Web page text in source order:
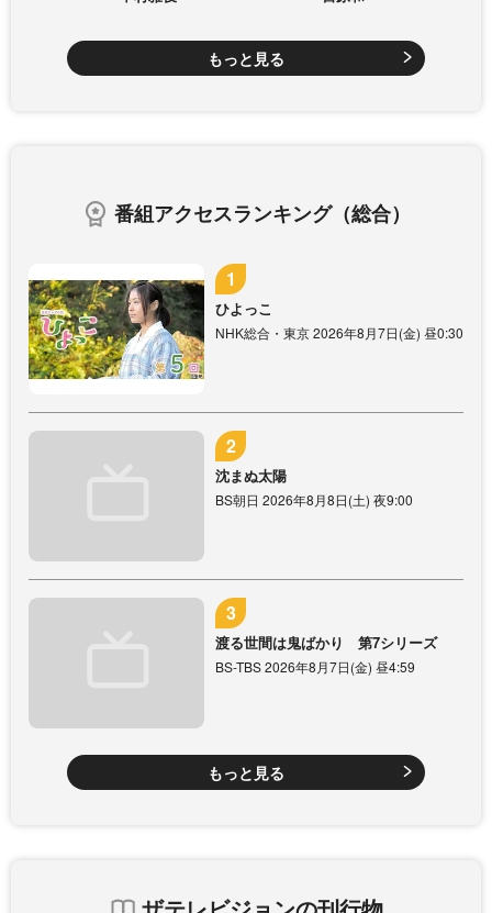
もっと見る
番組アクセスランキング（総合）
ひよっこ
NHK総合・東京 2026年8月7日(金) 昼0:30
沈まぬ太陽
BS朝日 2026年8月8日(土) 夜9:00
渡る世間は鬼ばかり 第7シリーズ
BS-TBS 2026年8月7日(金) 昼4:59
もっと見る